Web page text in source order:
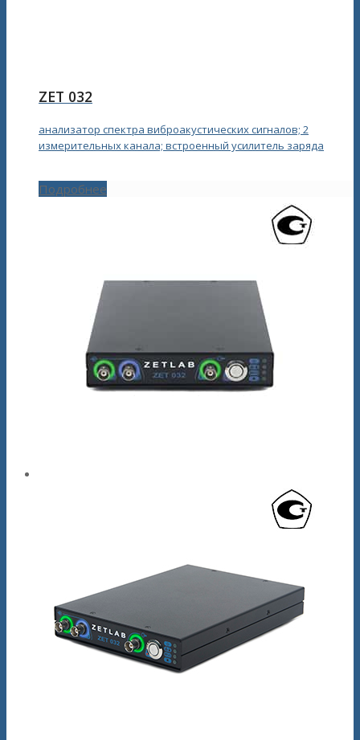
ZET 032
анализатор спектра виброакустических сигналов; 2
измерительных канала; встроенный усилитель заряда
Подробнее